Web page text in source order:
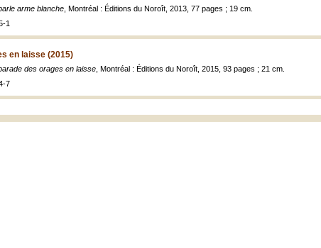
arme blanche , Montréal : Éditions du Noroît, 2013, 77 pages ; 19 cm.
1
en laisse (2015)
des orages en laisse , Montréal : Éditions du Noroît, 2015, 93 pages ; 21 cm.
7